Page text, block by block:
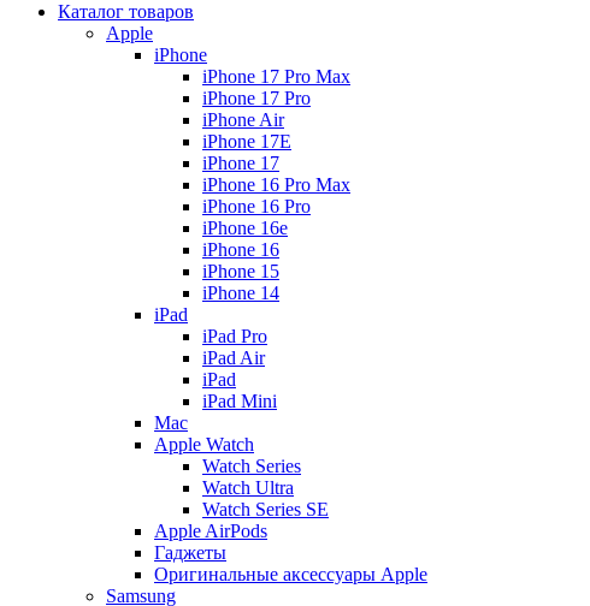
Каталог товаров
Apple
iPhone
iPhone 17 Pro Max
iPhone 17 Pro
iPhone Air
iPhone 17E
iPhone 17
iPhone 16 Pro Max
iPhone 16 Pro
iPhone 16e
iPhone 16
iPhone 15
iPhone 14
iPad
iPad Pro
iPad Air
iPad
iPad Mini
Mac
Apple Watch
Watch Series
Watch Ultra
Watch Series SE
Apple AirPods
Гаджеты
Оригинальные аксессуары Apple
Samsung